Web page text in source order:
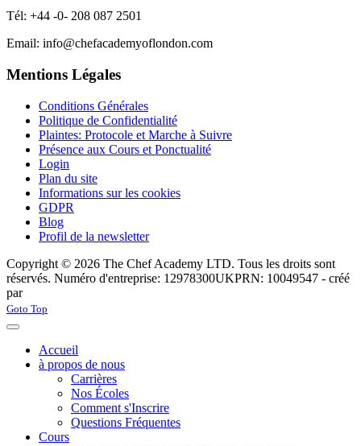
Tél: +44 -0- 208 087 2501
Email: info@chefacademyoflondon.com
Mentions Légales
Conditions Générales
Politique de Confidentialité
Plaintes: Protocole et Marche à Suivre
Présence aux Cours et Ponctualité
Login
Plan du site
Informations sur les cookies
GDPR
Blog
Profil de la newsletter
Copyright © 2026 The Chef Academy LTD. Tous les droits sont
réservés. Numéro d'entreprise: 12978300UKPRN: 10049547 - créé
par
Joomla! 3 Templates
Goto Top
Accueil
à propos de nous
Carrières
Nos Écoles
Comment s'Inscrire
Questions Fréquentes
Cours